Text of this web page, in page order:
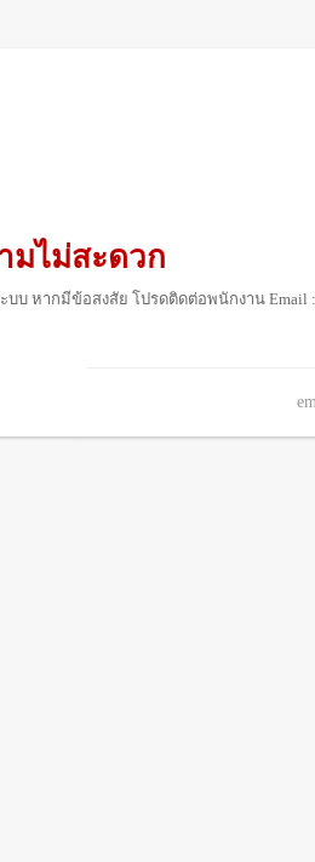
มไม่สะดวก
หากมีข้อสงสัย โปรดติดต่อพนักงาน Email :